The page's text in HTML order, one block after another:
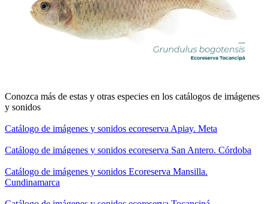
Conozca más de estas y otras especies en los catálogos de imágenes
y sonidos
Catálogo de imágenes y sonidos ecoreserva Apiay. Meta
Catálogo de imágenes y sonidos ecoreserva San Antero. Córdoba
Catálogo de imágenes y sonidos Ecoreserva Mansilla.
Cundinamarca